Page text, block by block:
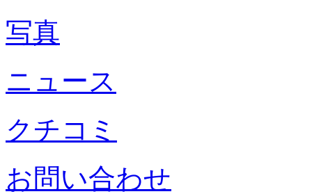
写真
ニュース
クチコミ
お問い合わせ